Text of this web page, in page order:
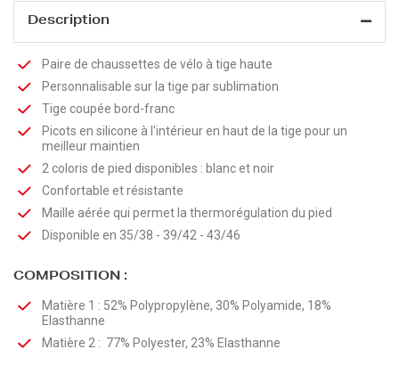
Description
Paire de chaussettes de vélo à tige haute
Personnalisable sur la tige par sublimation
Tige coupée bord-franc
Picots en silicone à l'intérieur en haut de la tige pour un
meilleur maintien
2 coloris de pied disponibles : blanc et noir
Confortable et résistante
Maille aérée qui permet la thermorégulation du pied
Disponible en 35/38 - 39/42 - 43/46
COMPOSITION :
Matière 1 : 52% Polypropylène, 30% Polyamide, 18%
Elasthanne
Matière 2 : 77% Polyester, 23% Elasthanne